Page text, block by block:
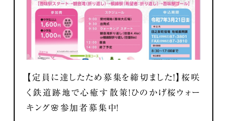
【定員に達したため募集を締切ました！】桜咲
く鉄道跡地で心癒す散策！ひのかげ桜ウォー
キング🌸参加者募集中！